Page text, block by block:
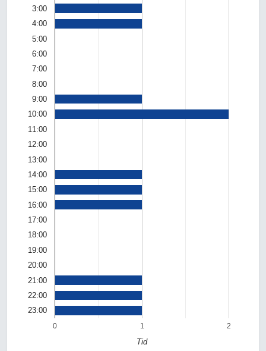
0 1 2
3:00
4:00
5:00
6:00
7:00
8:00
9:00
10:00
11:00
12:00
13:00
14:00
15:00
16:00
17:00
18:00
19:00
20:00
21:00
22:00
23:00
Tid